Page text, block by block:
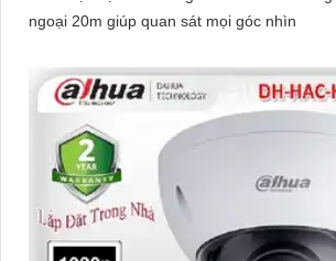
ngoại 20m giúp quan sát mọi góc nhìn